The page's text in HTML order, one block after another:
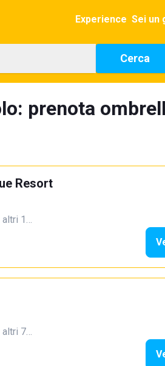
Experience Sei un
Cerca
prenota
Resort
altri 1…
altri 7…